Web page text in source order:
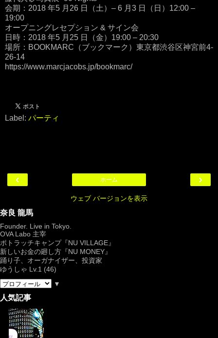
会期：2018 年5 月26 日（土）– 6 月3 日（日）12:00 –
19:00
オープニングレセプション & サイン会
日時：2018 年5 月25 日（金）19:00 – 20:30
場所：BOOKMARC（ブックマーク）東京都渋谷区神宮前4-
26-14
https://www.marcjacobs.jp/bookmarc/
Label: パーティ
‹ ›
ホーム
ウェブ バージョンを表示
奈良 龍馬
Founder. Live in Tokyo.
OVA Labo 主宰
ポトラッチキャンプ『NU VILLAGE』
新しいお金の廻し方『NU MONEY』
踊り子、オーガナイザー、投資家
ゆうしゃ Lv.1 (46)
▼
人気記事